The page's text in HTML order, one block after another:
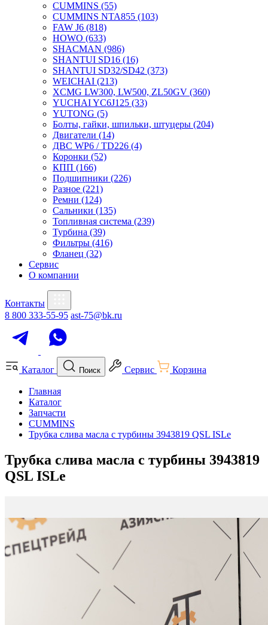
CUMMINS (55)
CUMMINS NTA855 (103)
FAW J6 (818)
HOWO (633)
SHACMAN (986)
SHANTUI SD16 (16)
SHANTUI SD32/SD42 (373)
WEICHAI (213)
XCMG LW300, LW500, ZL50GV (360)
YUCHAI YC6J125 (33)
YUTONG (5)
Болты, гайки, шпильки, штуцеры (204)
Двигатели (14)
ДВС WP6 / TD226 (4)
Коронки (52)
КПП (166)
Подшипники (226)
Разное (221)
Ремни (124)
Сальники (135)
Топливная система (239)
Турбина (39)
Фильтры (416)
Фланец (32)
Сервис
О компании
Контакты
8 800 333-55-95 ast-75@bk.ru
Каталог Поиск Сервис Корзина
Главная
Каталог
Запчасти
CUMMINS
Трубка слива масла с турбины 3943819 QSL ISLe
Трубка слива масла с турбины 3943819
QSL ISLe